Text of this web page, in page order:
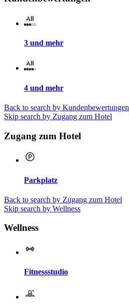
3 und mehr
4 und mehr
Back to search by Kundenbewertungen
Skip search by Zugang zum Hotel
Zugang zum Hotel
Parkplatz
Back to search by Zugang zum Hotel
Skip search by Wellness
Wellness
Fitnessstudio